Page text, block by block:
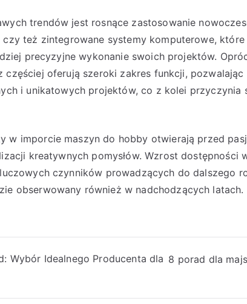
trendów jest rosnące zastosowanie
czy też zintegrowane systemy komputerowe,
precyzyjne wykonanie swoich projektów.
częściej oferują szeroki zakres funkcji,
i unikatowych projektów, co z kolei przyczynia
w imporcie maszyn do hobby otwierają przed
kreatywnych pomysłów. Wzrost dostępności
czynników prowadzących do dalszego
obserwowany również w nadchodzących latach.
Wybór Idealnego Producenta dla 8 porad dla